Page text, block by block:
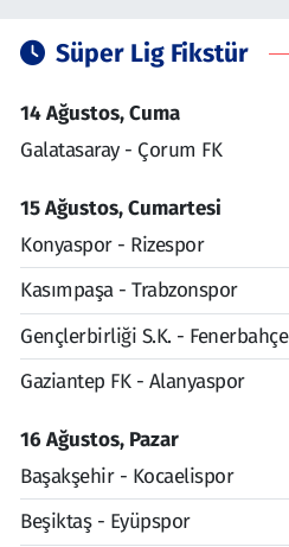
Süper Lig Fikstür
14 Ağustos, Cuma
Galatasaray - Çorum FK
15 Ağustos, Cumartesi
Konyaspor - Rizespor
Kasımpaşa - Trabzonspor
Gençlerbirliği S.K. - Fenerbahçe
Gaziantep FK - Alanyaspor
16 Ağustos, Pazar
Başakşehir - Kocaelispor
Beşiktaş - Eyüpspor